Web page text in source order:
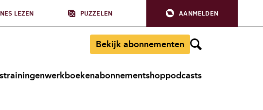
LEZEN PUZZELEN AANMELDEN
Bekijk abonnementen
trainingenwerkboekenabonnementshoppodcasts